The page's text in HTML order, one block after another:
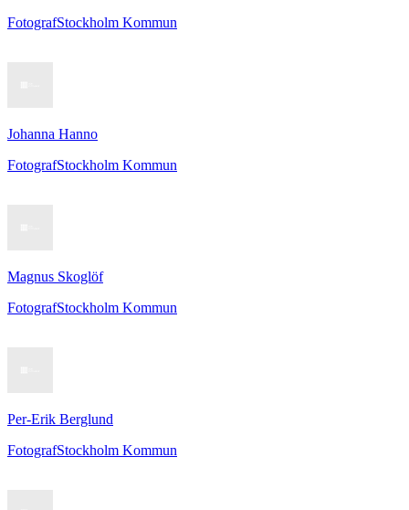
FotografStockholm Kommun
Johanna Hanno
FotografStockholm Kommun
Magnus Skoglöf
FotografStockholm Kommun
Per-Erik Berglund
FotografStockholm Kommun